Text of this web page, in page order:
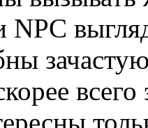
NPC